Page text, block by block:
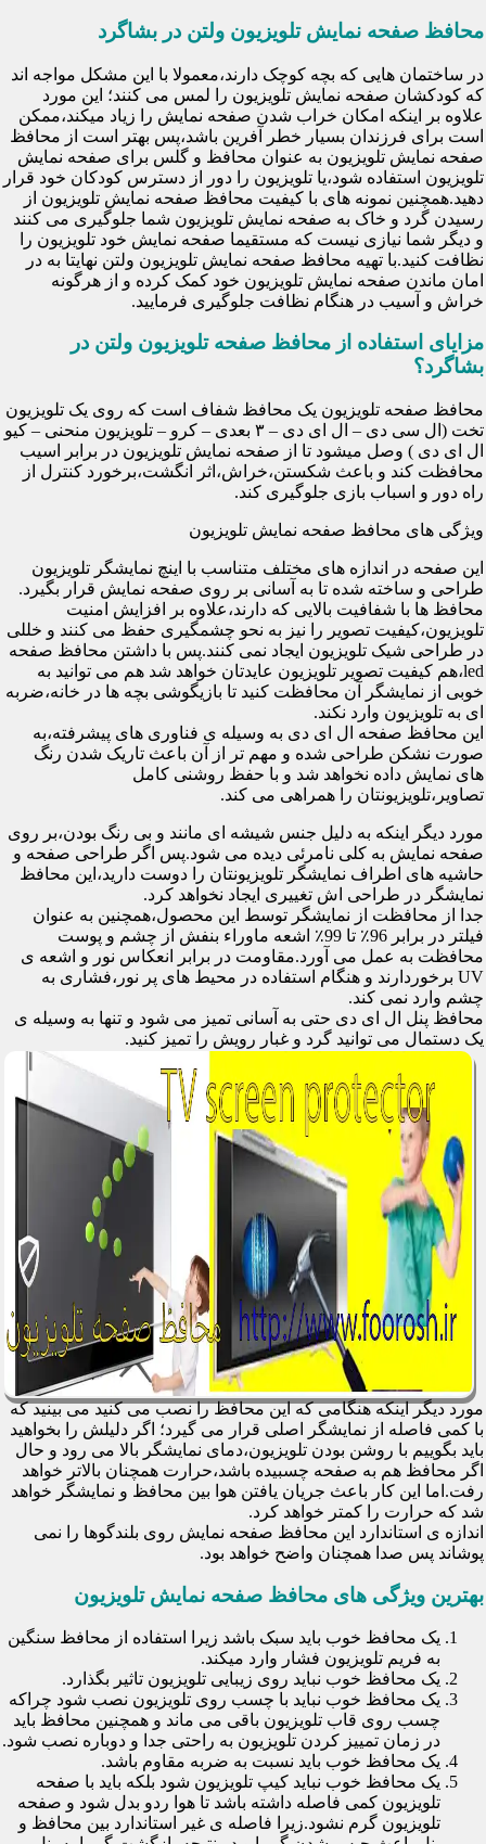
محافظ صفحه نمایش تلویزیون ولتن در بشاگرد
در ساختمان هایی که بچه کوچک دارند،معمولا با این مشکل مواجه اند
که کودکشان صفحه نمایش تلویزیون را لمس می کنند؛ این مورد
علاوه بر اینکه امکان خراب شدن صفحه نمایش را زیاد میکند،ممکن
است برای فرزندان بسیار خطر آفرین باشد،پس بهتر است از محافظ
صفحه نمایش تلویزیون به عنوان محافظ و گلس برای صفحه نمایش
تلویزیون استفاده شود،یا تلویزیون را دور از دسترس کودکان خود قرار
دهید.همچنین نمونه های با کیفیت محافظ صفحه نمایش تلویزیون از
رسیدن گرد و خاک به صفحه نمایش تلویزیون شما جلوگیری می کنند
و دیگر شما نیازی نیست که مستقیما صفحه نمایش خود تلویزیون را
نظافت کنید.با تهیه محافظ صفحه نمایش تلویزیون ولتن نهایتا به در
امان ماندن صفحه نمایش تلویزیون خود کمک کرده و از هرگونه
خراش و آسیب در هنگام نظافت جلوگیری فرمایید.
مزایای استفاده از محافظ صفحه تلویزیون ولتن در
بشاگرد؟
محافظ صفحه تلویزیون یک محافظ شفاف است که روی یک تلویزیون
تخت (ال سی دی – ال ای دی – ۳ بعدی – کرو – تلویزیون منحنی – کیو
ال ای دی ) وصل میشود تا از صفحه نمایش تلویزیون در برابر اسیب
محافظت کند و باعث شکستن،خراش،اثر انگشت،برخورد کنترل از
راه دور و اسباب بازی جلوگیری کند.
ویژگی های محافظ صفحه نمایش تلویزیون
این صفحه در اندازه های مختلف متناسب با اینچ نمایشگر تلویزیون
طراحی و ساخته شده تا به آسانی بر روی صفحه نمایش قرار بگیرد.
محافظ ها با شفافیت بالایی که دارند،علاوه بر افزایش امنیت
تلویزیون،کیفیت تصویر را نیز به نحو چشمگیری حفظ می کنند و خللی
در طراحی شیک تلویزیون ایجاد نمی کنند.پس با داشتن محافظ صفحه
led،هم کیفیت تصویر تلویزیون عایدتان خواهد شد هم می توانید به
خوبی از نمایشگر آن محافظت کنید تا بازیگوشی بچه ها در خانه،ضربه
ای به تلویزیون وارد نکند.
این محافظ صفحه ال ای دی به وسیله ی فناوری های پیشرفته،به
صورت نشکن طراحی شده و مهم تر از آن باعث تاریک شدن رنگ
های نمایش داده نخواهد شد و با حفظ روشنی کامل
تصاویر،تلویزیونتان را همراهی می کند.
مورد دیگر اینکه به دلیل جنس شیشه ای مانند و بی رنگ بودن،بر روی
صفحه نمایش به کلی نامرئی دیده می شود.پس اگر طراحی صفحه و
حاشیه های اطراف نمایشگر تلویزیونتان را دوست دارید،این محافظ
نمایشگر در طراحی اش تغییری ایجاد نخواهد کرد.
جدا از محافظت از نمایشگر توسط این محصول،همچنین به عنوان
فیلتر در برابر 96٪ تا 99٪ اشعه ماوراء بنفش از چشم و پوست
محافظت به عمل می آورد.مقاومت در برابر انعکاس نور و اشعه ی
UV برخوردارند و هنگام استفاده در محیط های پر نور،فشاری به
چشم وارد نمی کند.
محافظ پنل ال ای دی حتی به آسانی تمیز می شود و تنها به وسیله ی
یک دستمال می توانید گرد و غبار رویش را تمیز کنید.
مورد دیگر اینکه هنگامی که این محافظ را نصب می کنید می بینید که
با کمی فاصله از نمایشگر اصلی قرار می گیرد؛ اگر دلیلش را بخواهید
باید بگوییم با روشن بودن تلویزیون،دمای نمایشگر بالا می رود و حال
اگر محافظ هم به صفحه چسبیده باشد،حرارت همچنان بالاتر خواهد
رفت.اما این کار باعث جریان یافتن هوا بین محافظ و نمایشگر خواهد
شد که حرارت را کمتر خواهد کرد.
اندازه ی استاندارد این محافظ صفحه نمایش روی بلندگوها را نمی
پوشاند پس صدا همچنان واضح خواهد بود.
بهترین ویژگی های محافظ صفحه نمایش تلویزیون
یک محافظ خوب باید سبک باشد زیرا استفاده از محافظ سنگین
به فریم تلویزیون فشار وارد میکند.
یک محافظ خوب نباید روی زیبایی تلویزیون تاثیر بگذارد.
یک محافظ خوب نباید با چسب روی تلویزیون نصب شود چراکه
چسب روی قاب تلویزیون باقی می ماند و همچنین محافظ باید
در زمان تمییز کردن تلویزیون به راحتی جدا و دوباره نصب شود.
یک محافظ خوب باید نسبت به ضربه مقاوم باشد.
یک محافظ خوب نباید کیپ تلویزیون شود بلکه باید با صفحه
تلویزیون کمی فاصله داشته باشد تا هوا ردو بدل شود و صفحه
تلویزیون گرم نشود.زیرا فاصله ی غیر استاندارد بین محافظ و